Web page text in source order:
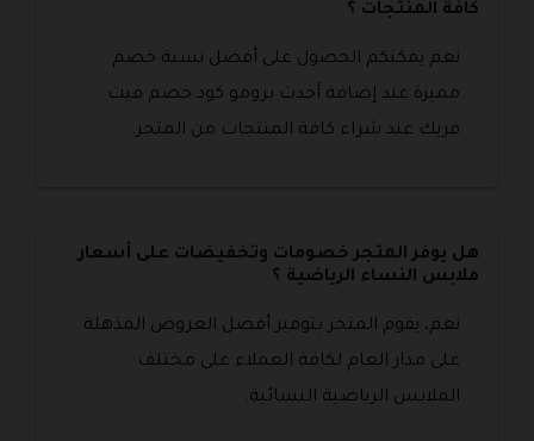
كافة المنتجات ؟
نعم يمكنكم الحصول على أفضل نسبة خصم
مميزة عند إضافة أحدث برومو كود خصم فيت
فريك عند شراء كافة المنتجات من المتجر.
هل يوفر المتجر خصومات وتخفيضات على أسعار
ملابس النساء الرياضية ؟
نعم، يقوم المتجر بتوفير أفضل العروض المذهلة
على مدار العام لكافة العملاء على مختلف
الملابس الرياضية النسائية.